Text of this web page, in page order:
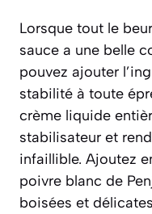
Lorsque tout le
sauce a une belle
pouvez ajouter
stabilité à toute
crème liquide
stabilisateur et
infaillible. Ajoutez
poivre blanc de
boisées et